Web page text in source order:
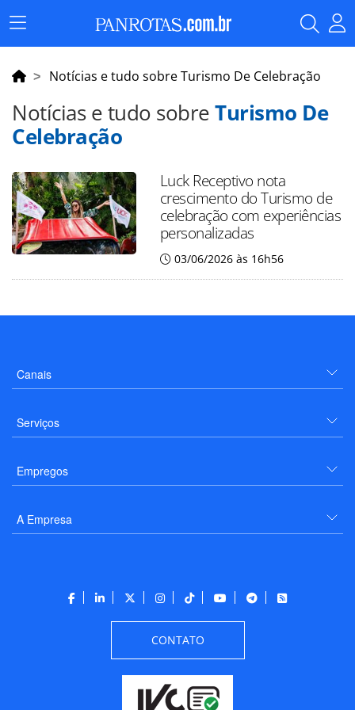
Menu
Principal
Notícias e tudo sobre Turismo De Celebração
Notícias e tudo sobreTurismo De
Celebração
Luck Receptivo nota
crescimento do Turismo de
celebração com experiências
personalizadas
03/06/2026 às 16h56
Canais
Serviços
Empregos
A Empresa
CONTATO